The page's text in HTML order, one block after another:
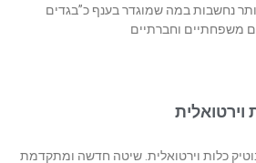
נחשבות במה שמוגדר בענף כ”בגדים
משפחתיים וחברתיים
היא בוטיק כלות וירטואלית. שיטה חדשה ומתקדמת